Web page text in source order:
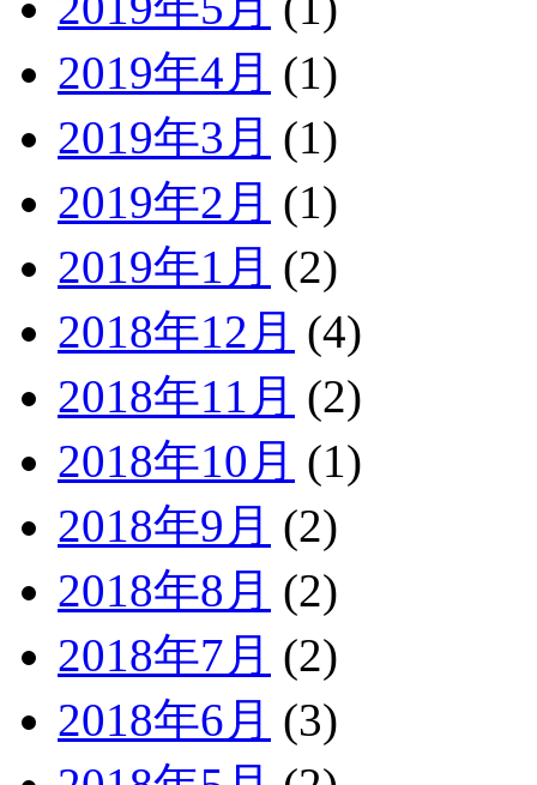
2019年4月 (1)
2019年3月 (1)
2019年2月 (1)
2019年1月 (2)
2018年12月 (4)
2018年11月 (2)
2018年10月 (1)
2018年9月 (2)
2018年8月 (2)
2018年7月 (2)
2018年6月 (3)